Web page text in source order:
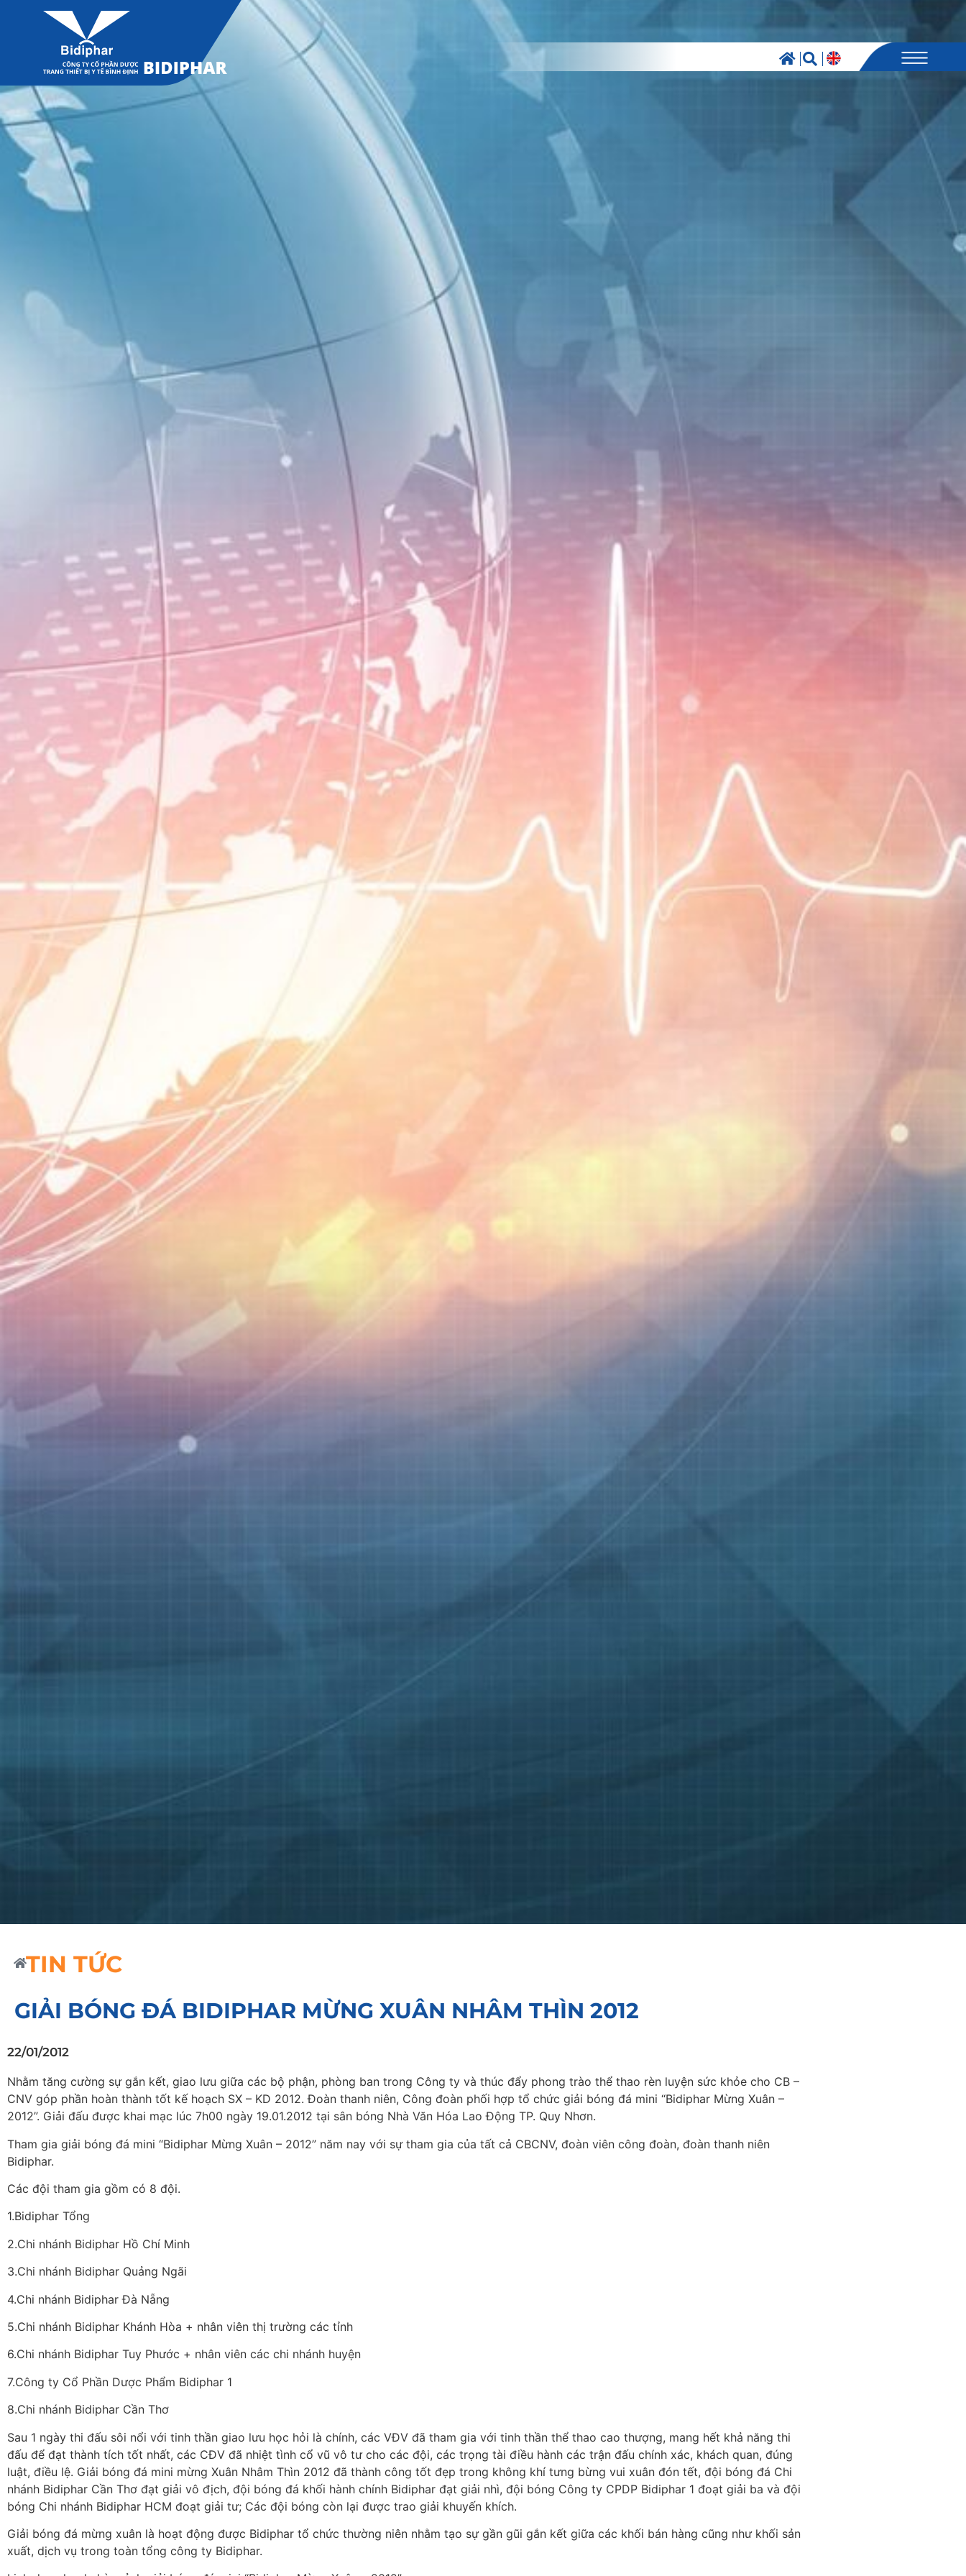
TIN TỨC
GIẢI BÓNG ĐÁ BIDIPHAR MỪNG XUÂN NHÂM THÌN 2012
22/01/2012
Nhằm tăng cường sự gắn kết, giao lưu giữa các bộ phận, phòng ban trong Công ty và thúc đẩy phong trào thể thao rèn luyện sức khỏe cho CB –
CNV góp phần hoàn thành tốt kế hoạch SX – KD 2012. Đoàn thanh niên, Công đoàn phối hợp tổ chức giải bóng đá mini “Bidiphar Mừng Xuân –
2012”. Giải đấu được khai mạc lúc 7h00 ngày 19.01.2012 tại sân bóng Nhà Văn Hóa Lao Động TP. Quy Nhơn.
Tham gia giải bóng đá mini “Bidiphar Mừng Xuân – 2012” năm nay với sự tham gia của tất cả CBCNV, đoàn viên công đoàn, đoàn thanh niên
Bidiphar.
Các đội tham gia gồm có 8 đội.
1.Bidiphar Tổng
2.Chi nhánh Bidiphar Hồ Chí Minh
3.Chi nhánh Bidiphar Quảng Ngãi
4.Chi nhánh Bidiphar Đà Nẵng
5.Chi nhánh Bidiphar Khánh Hòa + nhân viên thị trường các tỉnh
6.Chi nhánh Bidiphar Tuy Phước + nhân viên các chi nhánh huyện
7.Công ty Cổ Phần Dược Phẩm Bidiphar 1
8.Chi nhánh Bidiphar Cần Thơ
Sau 1 ngày thi đấu sôi nổi với tinh thần giao lưu học hỏi là chính, các VĐV đã tham gia với tinh thần thể thao cao thượng, mang hết khả năng thi
đấu để đạt thành tích tốt nhất, các CĐV đã nhiệt tình cổ vũ vô tư cho các đội, các trọng tài điều hành các trận đấu chính xác, khách quan, đúng
luật, điều lệ. Giải bóng đá mini mừng Xuân Nhâm Thìn 2012 đã thành công tốt đẹp trong không khí tưng bừng vui xuân đón tết, đội bóng đá Chi
nhánh Bidiphar Cần Thơ đạt giải vô địch, đội bóng đá khối hành chính Bidiphar đạt giải nhì, đội bóng Công ty CPDP Bidiphar 1 đoạt giải ba và đội
bóng Chi nhánh Bidiphar HCM đoạt giải tư; Các đội bóng còn lại được trao giải khuyến khích.
Giải bóng đá mừng xuân là hoạt động được Bidiphar tổ chức thường niên nhằm tạo sự gần gũi gắn kết giữa các khối bán hàng cũng như khối sản
xuất, dịch vụ trong toàn tổng công ty Bidiphar.